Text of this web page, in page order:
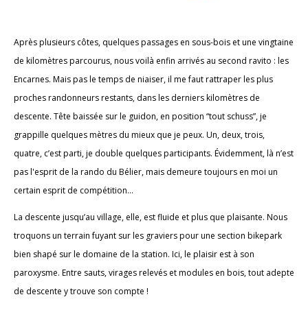
Après plusieurs côtes, quelques passages en sous-bois et une vingtaine
de kilomètres parcourus, nous voilà enfin arrivés au second ravito : les
Encarnes. Mais pas le temps de niaiser, il me faut rattraper les plus
proches randonneurs restants, dans les derniers kilomètres de
descente. Tête baissée sur le guidon, en position “tout schuss”, je
grappille quelques mètres du mieux que je peux. Un, deux, trois,
quatre, c’est parti, je double quelques participants. Évidemment, là n’est
pas l'esprit de la rando du Bélier, mais demeure toujours en moi un
certain esprit de compétition…
La descente jusqu’au village, elle, est fluide et plus que plaisante. Nous
troquons un terrain fuyant sur les graviers pour une section bikepark
bien shapé sur le domaine de la station. Ici, le plaisir est à son
paroxysme. Entre sauts, virages relevés et modules en bois, tout adepte
de descente y trouve son compte !